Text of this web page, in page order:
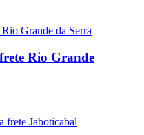
Rio Grande